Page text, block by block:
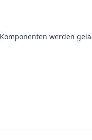
Komponenten werden